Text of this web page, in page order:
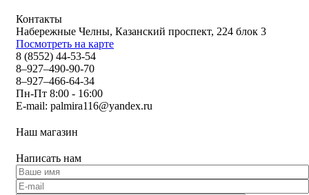
Контакты
Набережные Челны, Казанский проспект, 224 блок 3
Посмотреть на карте
8 (8552) 44-53-54
8–927–490-90-70
8–927–466-64-34
Пн-Пт 8:00 - 16:00
E-mail: palmira116@yandex.ru
Наш магазин
Написать нам